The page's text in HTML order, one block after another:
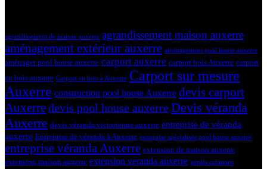
agrandissement de maison auxerre agrandissement maison auxerre
aménagement extérieur auxerre aménagement pool house auxerre
aménager pool house auxerre carport auxerre carport bois Auxerre carport
en bois auxerre Carport en bois à Auxerre Carport sur mesure
Auxerre construction pool house Auxerre devis carport
Auxerredevis pool house auxerreDevis véranda
Auxerre devis véranda victorienne auxerre entreprise de véranda
auxerre Entreprise de véranda à Auxerre entreprise spécialisée pool house auxerre
entreprise véranda Auxerre extension de maison auxerre
extension maison auxerre extension veranda auxerre géniès créations